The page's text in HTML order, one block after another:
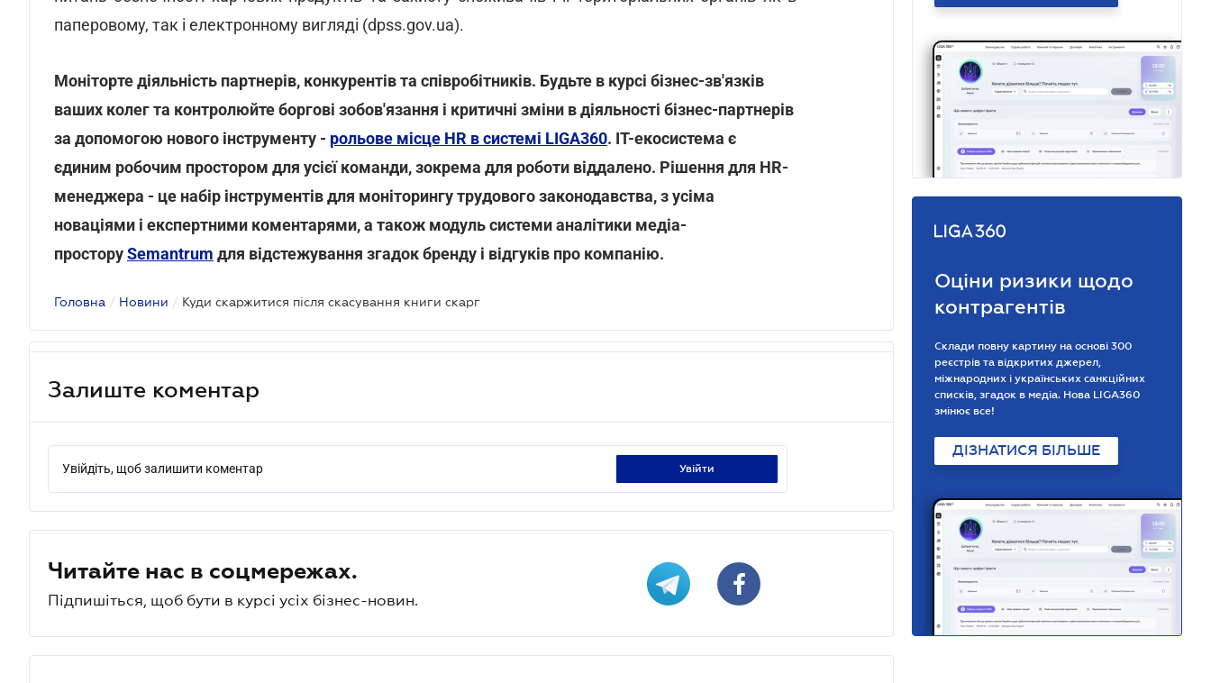
паперовому, так і електронному вигляді (dpss.gov.ua).
Моніторте діяльність партнерів, конкурентів та співробітників. Будьте в курсі бізнес-зв'язків
ваших колег та контролюйте боргові зобов'язання і критичні зміни в діяльності бізнес-партнерів
за допомогою нового інструменту - рольове місце HR в системі LIGA360. IT-екосистема є
єдиним робочим простором для усієї команди, зокрема для роботи віддалено. Рішення для HR-
менеджера - це набір інструментів для моніторингу трудового законодавства, з усіма
новаціями і експертними коментарями, а також модуль системи аналітики медіа-
просторуSemantrum для відстежування згадок бренду і відгуків про компанію.
Головна / Новини / Куди скаржитися після скасування книги скарг
Залиште коментар
Увійдіть, щоб залишити коментар увійти
Читайте нас в соцмережах.
Підпишіться, щоб бути в курсі усіх бізнес-новин.
Оціни ризики щодо
контрагентів
Склади повну картину на основі 300
реєстрів та відкритих джерел,
міжнародних і українських санкційних
списків, згадок в медіа. Нова LIGA360
змінює все!
ДІЗНАТИСЯ БІЛЬШЕ